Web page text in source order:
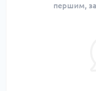
першим,